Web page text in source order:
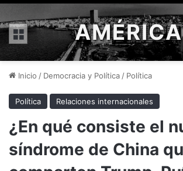
Menú
Inicio / Democracia y Política / Política
Política Relaciones internacionales
¿En qué consiste el
síndrome de China